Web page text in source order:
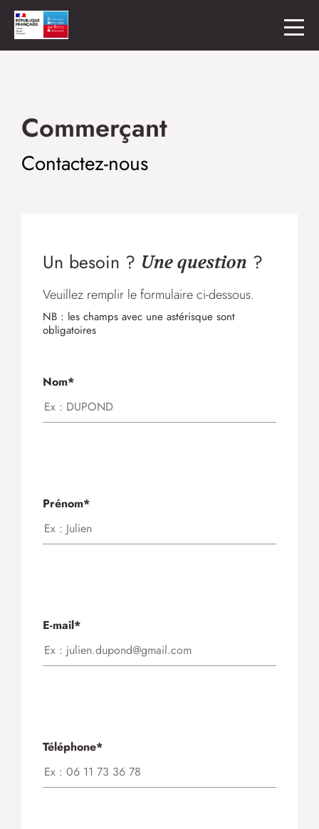
Commerçant
Contactez-nous
Un besoin ? Une question ?
Veuillez remplir le formulaire ci-dessous.
NB : les champs avec une astérisque sont
obligatoires
Nom*
Prénom*
E-mail*
Téléphone*